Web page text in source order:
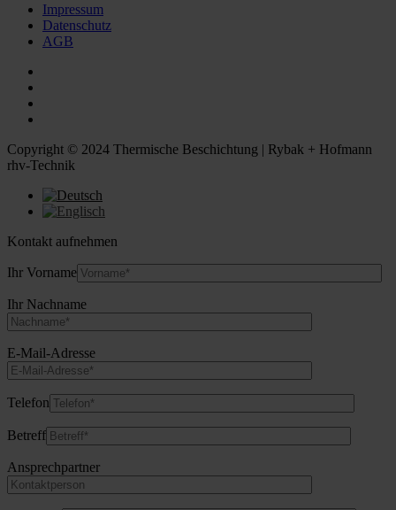
Impressum
Datenschutz
AGB
Copyright © 2024 Thermische Beschichtung | Rybak + Hofmann
rhv-Technik
Kontakt aufnehmen
Ihr Vorname
Ihr Nachname
E-Mail-Adresse
Telefon
Betreff
Ansprechpartner